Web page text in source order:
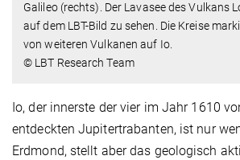
Galileo (rechts). Der Lavasee des Vulkans
auf dem LBT-Bild zu sehen. Die Kreise
von weiteren Vulkanen auf Io.
© LBT Research Team
Io, der innerste der vier im Jahr 1610
entdeckten Jupitertrabanten, ist nur
Erdmond, stellt aber das geologisch